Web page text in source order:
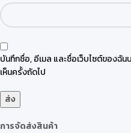
บันทึกชื่อ, อีเมล และชื่อเว็บไซต์ของฉั
เห็นครั้งถัดไป
การจัดส่งสินค้า